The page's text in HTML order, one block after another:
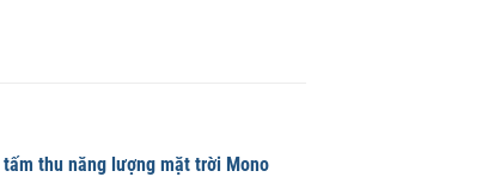
tấm thu năng lượng mặt trời Mono